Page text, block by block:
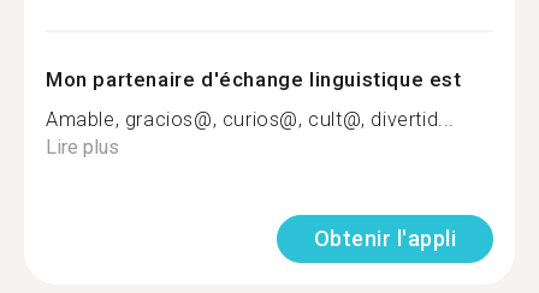
Mon partenaire d'échange linguistique est
Amable, gracios@, curios@, cult@, divertid...
Lire plus
Obtenir l'appli